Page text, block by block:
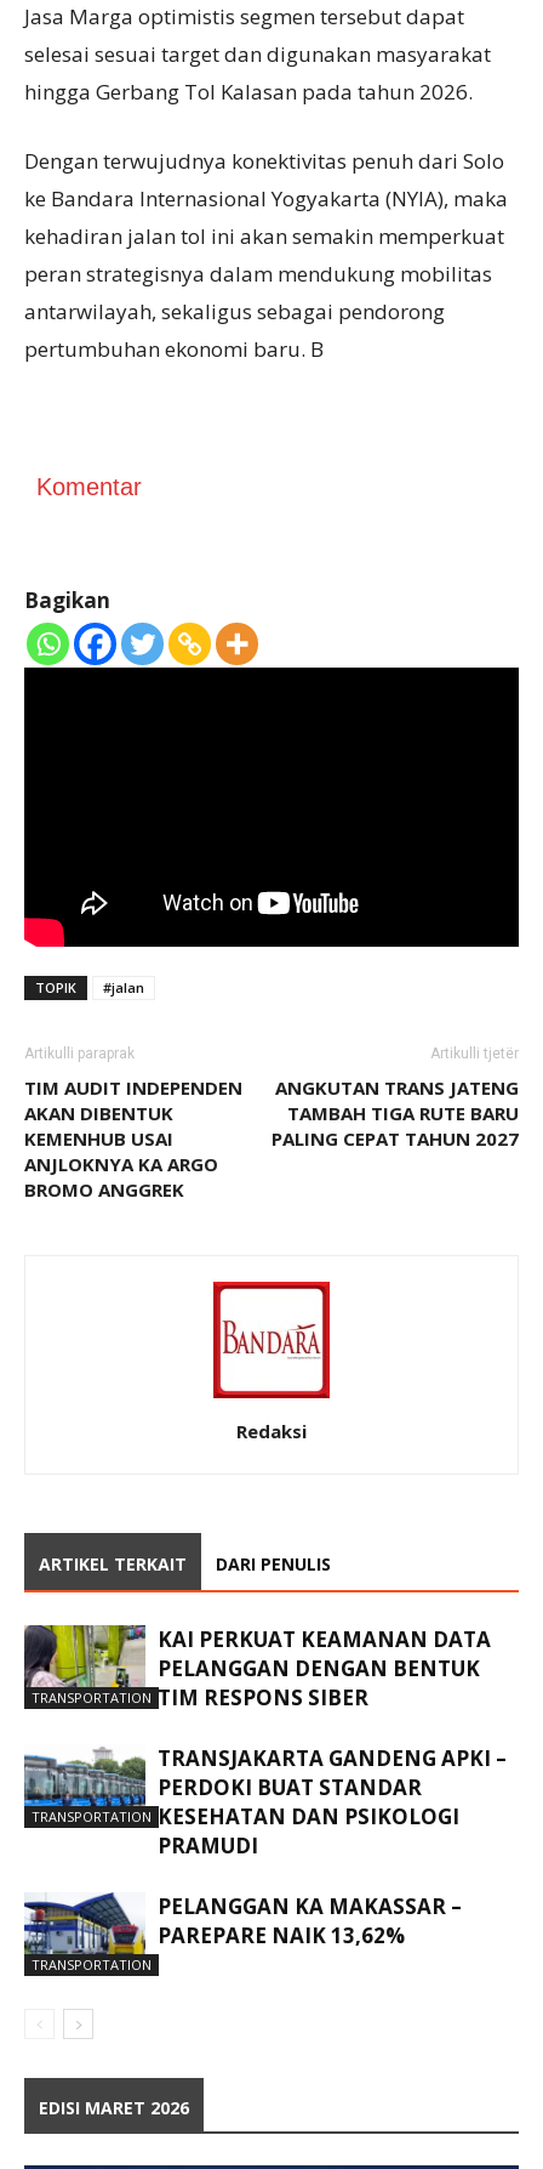
Jasa Marga optimistis segmen tersebut dapat
selesai sesuai target dan digunakan masyarakat
hingga Gerbang Tol Kalasan pada tahun 2026.
Dengan terwujudnya konektivitas penuh dari Solo
ke Bandara Internasional Yogyakarta (NYIA), maka
kehadiran jalan tol ini akan semakin memperkuat
peran strategisnya dalam mendukung mobilitas
antarwilayah, sekaligus sebagai pendorong
pertumbuhan ekonomi baru. B
Komentar
Bagikan
TOPIK #jalan
Artikulli paraprak
TIM AUDIT INDEPENDEN
AKAN DIBENTUK
KEMENHUB USAI
ANJLOKNYA KA ARGO
BROMO ANGGREK
Artikulli tjetër
ANGKUTAN TRANS JATENG
TAMBAH TIGA RUTE BARU
PALING CEPAT TAHUN 2027
Redaksi
ARTIKEL TERKAIT DARI PENULIS
TRANSPORTATION
KAI PERKUAT KEAMANAN DATA
PELANGGAN DENGAN BENTUK
TIM RESPONS SIBER
TRANSPORTATION
TRANSJAKARTA GANDENG APKI –
PERDOKI BUAT STANDAR
KESEHATAN DAN PSIKOLOGI
PRAMUDI
TRANSPORTATION
PELANGGAN KA MAKASSAR –
PAREPARE NAIK 13,62%
EDISI MARET 2026